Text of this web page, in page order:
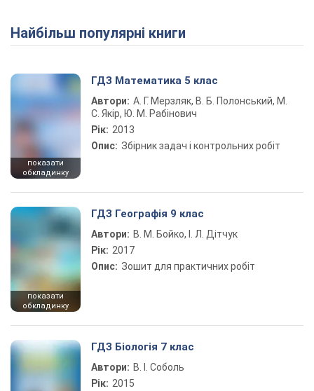
Найбільш популярні книги
показати
обкладинку
ГДЗ Математика 5 клас
Автори: А. Г. Мерзляк, В. Б. Полонський, М.
С. Якір, Ю. М. Рабінович
Рік: 2013
Опис: Збірник задач і контрольних робіт
показати
обкладинку
ГДЗ Географія 9 клас
Автори: В. М. Бойко, І. Л. Дітчук
Рік: 2017
Опис: Зошит для практичних робіт
ГДЗ Біологія 7 клас
Автори: В. І. Соболь
Рік: 2015